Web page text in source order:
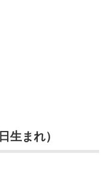
生まれ）